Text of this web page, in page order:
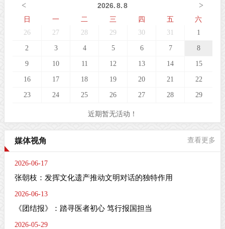
< >
2026.8.8
日
一 二 三 四 五 六
26 27 28 29 30 31 1
2 3 4 5 6 7 8
9 10 11 12 13 14 15
16 17 18 19 20 21 22
23 24 25 26 27 28 29
近期暂无活动！
媒体视角 查看更多
2026-06-17
张朝枝：发挥文化遗产推动文明对话的独特作用
2026-06-13
《团结报》：踏寻医者初心 笃行报国担当
2026-05-29